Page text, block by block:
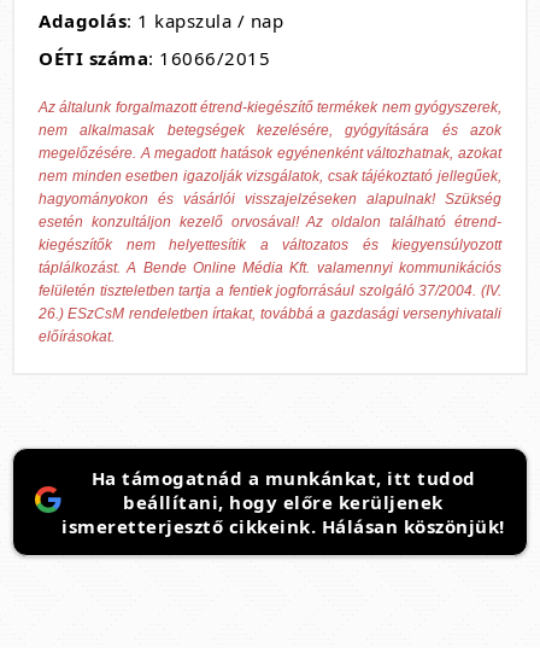
Adagolás: 1 kapszula / nap
OÉTI száma: 16066/2015
Az általunk forgalmazott étrend-kiegészítő termékek nem gyógyszerek,
nem alkalmasak betegségek kezelésére, gyógyítására és azok
megelőzésére. A megadott hatások egyénenként változhatnak, azokat
nem minden esetben igazolják vizsgálatok, csak tájékoztató jellegűek,
hagyományokon és vásárlói visszajelzéseken alapulnak! Szükség
esetén konzultáljon kezelő orvosával! Az oldalon található étrend-
kiegészítők nem helyettesítik a változatos és kiegyensúlyozott
táplálkozást. A Bende Online Média Kft. valamennyi kommunikációs
felületén tiszteletben tartja a fentiek jogforrásául szolgáló 37/2004. (IV.
26.) ESzCsM rendeletben írtakat, továbbá a gazdasági versenyhivatali
előírásokat.
Ha támogatnád a munkánkat, itt tudod
beállítani, hogy előre kerüljenek
ismeretterjesztő cikkeink. Hálásan köszönjük!